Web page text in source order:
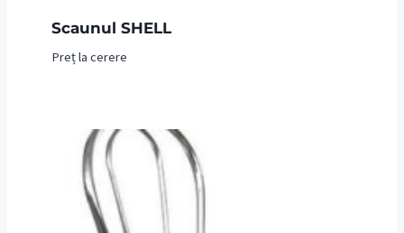
Scaunul SHELL
Preț la cerere